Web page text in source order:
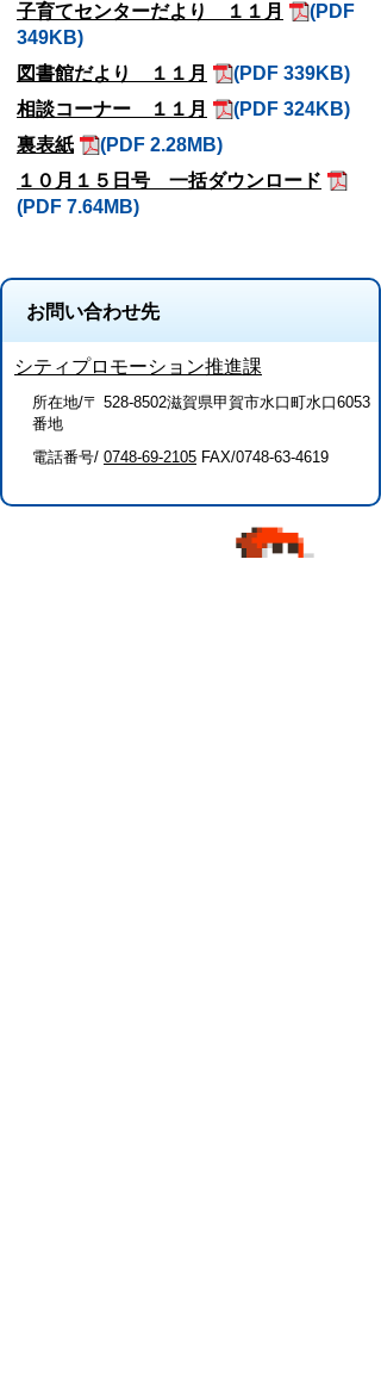
子育てセンターだより １１月
(PDF
349KB)
図書館だより １１月
(PDF 339KB)
相談コーナー １１月
(PDF 324KB)
裏表紙
(PDF 2.28MB)
１０月１５日号 一括ダウンロード
(PDF 7.64MB)
お問い合わせ先
シティプロモーション推進課
所在地/〒 528-8502滋賀県甲賀市水口町水口6053
番地
電話番号/ 0748-69-2105 FAX/0748-63-4619